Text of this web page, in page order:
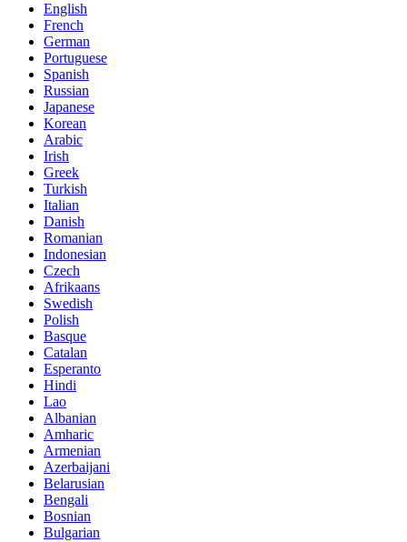
English
French
German
Portuguese
Spanish
Russian
Japanese
Korean
Arabic
Irish
Greek
Turkish
Italian
Danish
Romanian
Indonesian
Czech
Afrikaans
Swedish
Polish
Basque
Catalan
Esperanto
Hindi
Lao
Albanian
Amharic
Armenian
Azerbaijani
Belarusian
Bengali
Bosnian
Bulgarian